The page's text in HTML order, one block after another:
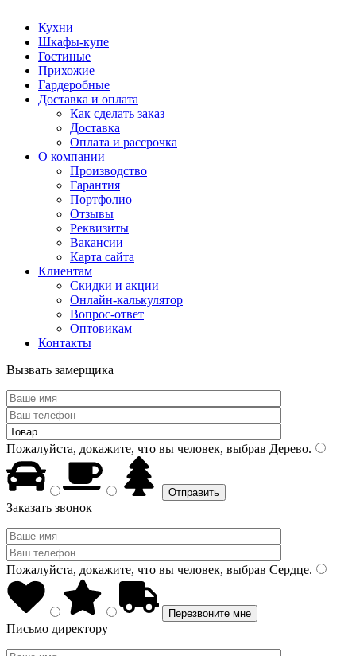
Кухни
Шкафы-купе
Гостиные
Прихожие
Гардеробные
Доставка и оплата
Как сделать заказ
Доставка
Оплата и рассрочка
О компании
Производство
Гарантия
Портфолио
Отзывы
Реквизиты
Вакансии
Карта сайта
Клиентам
Скидки и акции
Онлайн-калькулятор
Вопрос-ответ
Оптовикам
Контакты
Вызвать замерщика
Пожалуйста, докажите, что вы человек, выбрав Дерево.
Заказать звонок
Пожалуйста, докажите, что вы человек, выбрав Сердце.
Письмо директору